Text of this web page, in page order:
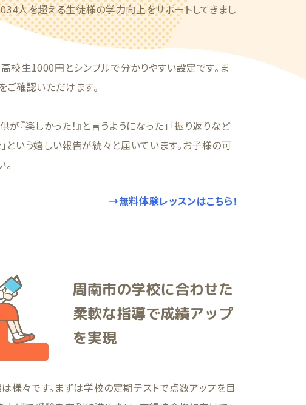
人を超える生徒様の学力向上をサポートしてきまし
校生1000円とシンプルで分かりやすい設定です。ま
確認いただけます。
『楽しかった！』と言うようになった」「振り返りなど
という嬉しい報告が続々と届いています。お子様の可
→無料体験レッスンはこちら！
周南市の学校に合わせた
柔軟な指導で成績アップ
を実現
様々です。まずは学校の定期テストで点数アップを目